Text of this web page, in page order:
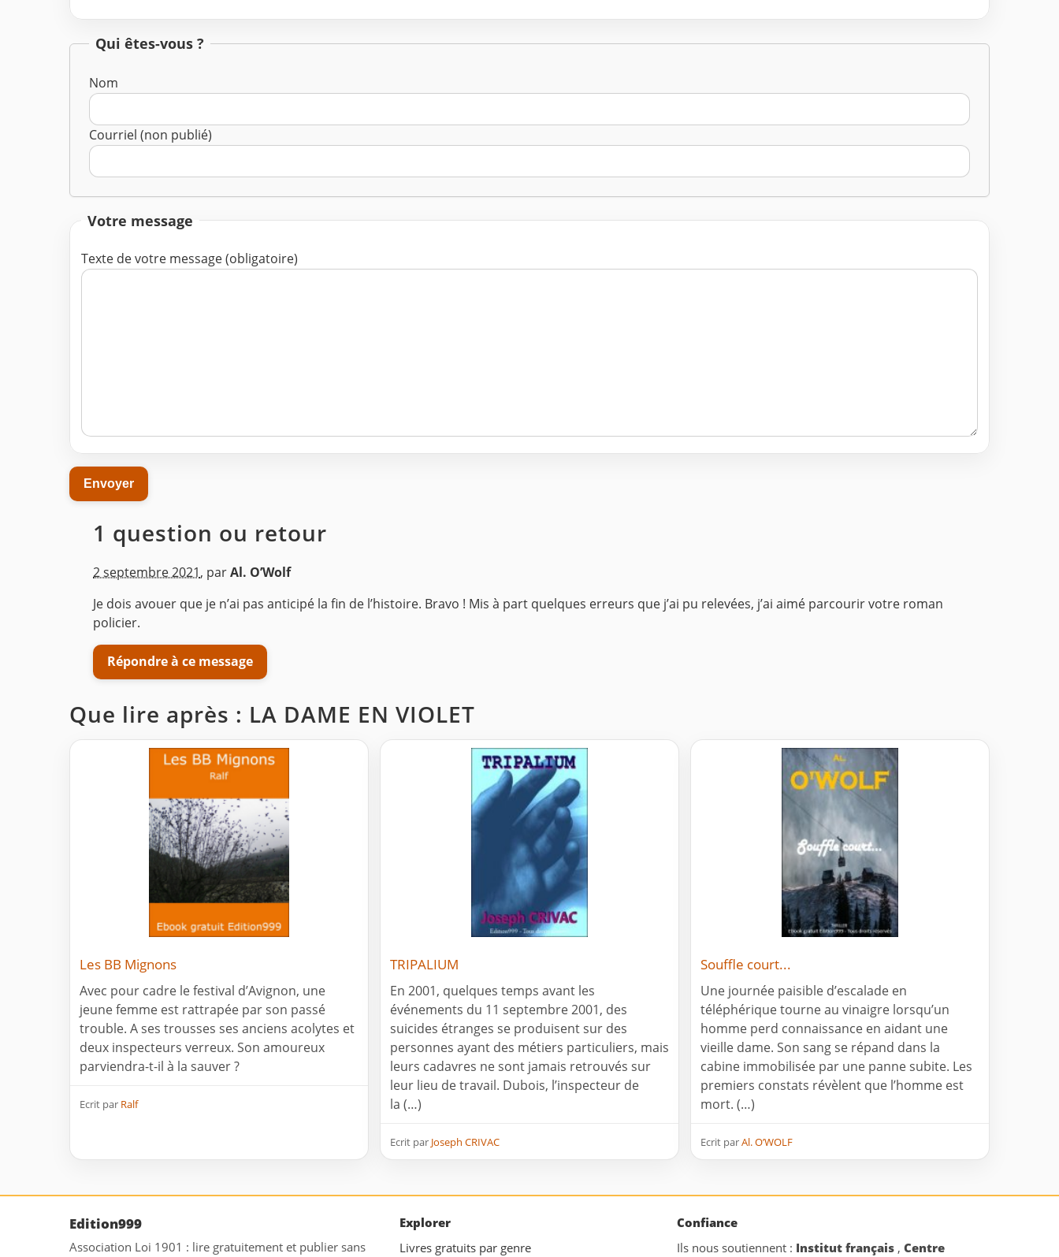
Qui êtes-vous ?
Nom
Courriel (non publié)
Votre message
Texte de votre message (obligatoire)
1 question ou retour
2 septembre 2021, parAl. O’Wolf
Je dois avouer que je n’ai pas anticipé la fin de l’histoire. Bravo ! Mis à part quelques erreurs que j’ai pu relevées, j’ai aimé parcourir votre roman
policier.
Répondre à ce message
Que lire après : LA DAME EN VIOLET
Les BB Mignons
Avec pour cadre le festival d’Avignon, une
jeune femme est rattrapée par son passé
trouble. A ses trousses ses anciens acolytes et
deux inspecteurs verreux. Son amoureux
parviendra-t-il à la sauver ?
Ecrit par Ralf
TRIPALIUM
En 2001, quelques temps avant les
événements du 11 septembre 2001, des
suicides étranges se produisent sur des
personnes ayant des métiers particuliers, mais
leurs cadavres ne sont jamais retrouvés sur
leur lieu de travail. Dubois, l’inspecteur de
la (…)
Ecrit par Joseph CRIVAC
Souffle court...
Une journée paisible d’escalade en
téléphérique tourne au vinaigre lorsqu’un
homme perd connaissance en aidant une
vieille dame. Son sang se répand dans la
cabine immobilisée par une panne subite. Les
premiers constats révèlent que l’homme est
mort. (…)
Ecrit parAl. O’WOLF
Edition999
Association Loi 1901 : lire gratuitement et publier sans
Explorer
Livres gratuits par genre
Confiance
Ils nous soutiennent : Institut français ,Centre